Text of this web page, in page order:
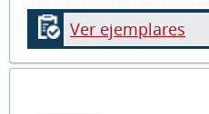
Ver ejemplares